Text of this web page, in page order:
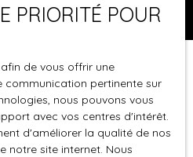
PRIORITÉ POUR
de vous offrir une
communication pertinente sur
nous pouvons vous
avec vos centres d'intérêt.
d'améliorer la qualité de nos
notre site internet. Nous